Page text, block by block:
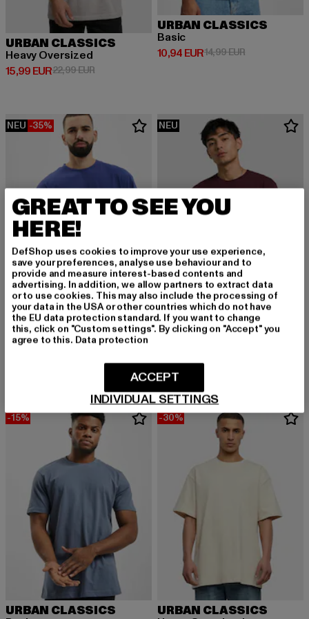
URBAN CLASSICS
Heavy Oversized
15,99 EUR
Derzeitiger Preis: 15,99 EUR
22,99 EURAktionspreis: 22,99 EUR
URBAN CLASSICS
Basic
10,94 EUR
Derzeitiger Preis: 10,94 EUR
14,99 EURAktionspreis:
NEU -35%
URBAN CLASSICS
Tall Tee
12,99 EUR
Derzeitiger Preis: 12,99 EUR
19,99 EURAktionspreis: 19,99 EUR
NEU
URBAN CLASSICS
11,99 EUR
Derzeitiger Preis: 11,99 EUR
-15%
URBAN CLASSICS
-30%
URBAN CLASSICS
GREAT TO SEE YOU
HERE!
DefShop uses cookies to improve your use experience,
save your preferences, analyse use behaviour and to
provide and measure interest-based contents and
advertising. In addition, we allow partners to extract data
or to use cookies. This may also include the processing of
your data in the USA or other countries which do not have
the EU data protection standard. If you want to change
this, click on "Custom settings". By clicking on "Accept" you
agree to this. Data protection
INDIVIDUAL SETTINGS
ACCEPT